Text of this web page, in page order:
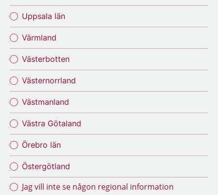
Uppsala län
Värmland
Västerbotten
Västernorrland
Västmanland
Västra Götaland
Örebro län
Östergötland
Jag vill inte se någon regional information